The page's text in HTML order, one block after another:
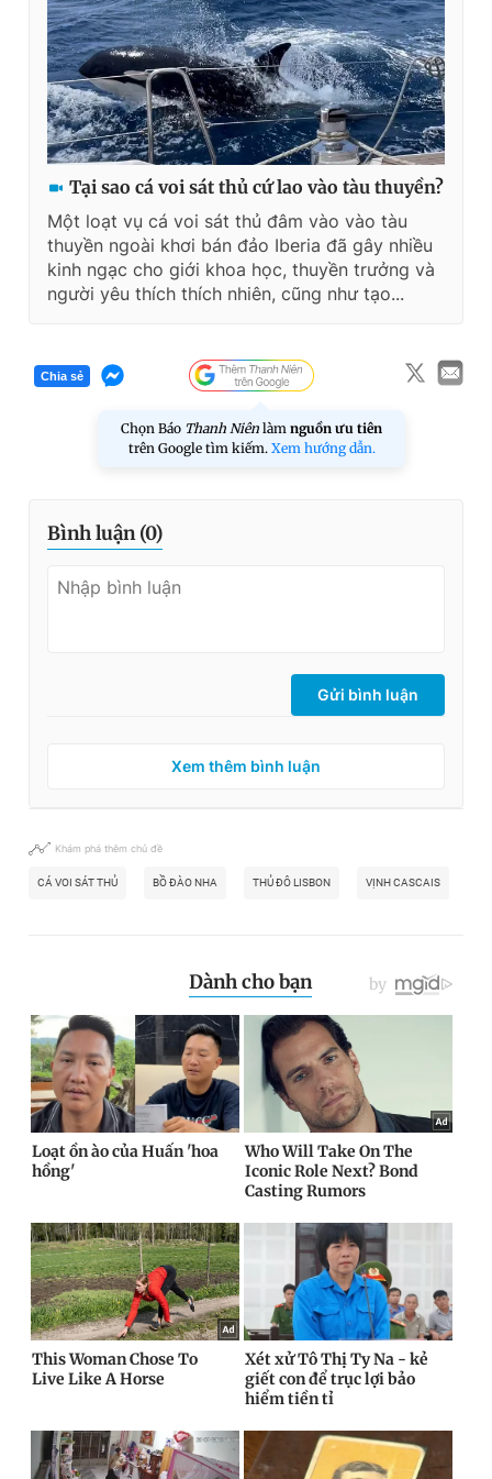
Tại sao cá voi sát thủ cứ lao vào tàu thuyền?
Một loạt vụ cá voi sát thủ đâm vào vào tàu
thuyền ngoài khơi bán đảo Iberia đã gây nhiều
kinh ngạc cho giới khoa học, thuyền trưởng và
người yêu thích thích nhiên, cũng như tạo...
Chia sẻ
Chọn Báo Thanh Niên làm nguồn ưu tiên
trên Google tìm kiếm. Xem hướng dẫn.
Bình luận (0)
Gửi bình luận
Xem thêm bình luận
Khám phá thêm chủ đề
CÁ VOI SÁT THỦ BỒ ĐÀO NHA THỦ ĐÔ LISBON VỊNH CASCAIS